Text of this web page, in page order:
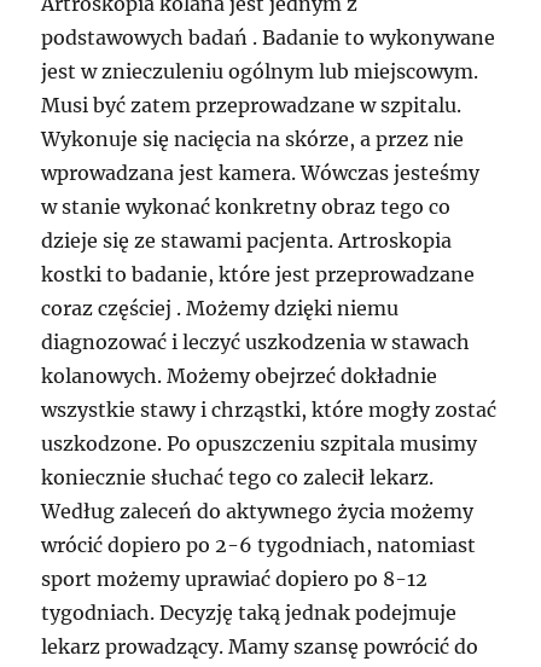
podstawowych badań . Badanie to wykonywane
jest w znieczuleniu ogólnym lub miejscowym.
Musi być zatem przeprowadzane w szpitalu.
Wykonuje się nacięcia na skórze, a przez nie
wprowadzana jest kamera. Wówczas jesteśmy
w stanie wykonać konkretny obraz tego co
dzieje się ze stawami pacjenta. Artroskopia
kostki to badanie, które jest przeprowadzane
coraz częściej . Możemy dzięki niemu
diagnozować i leczyć uszkodzenia w stawach
kolanowych. Możemy obejrzeć dokładnie
wszystkie stawy i chrząstki, które mogły zostać
uszkodzone. Po opuszczeniu szpitala musimy
koniecznie słuchać tego co zalecił lekarz.
Według zaleceń do aktywnego życia możemy
wrócić dopiero po 2-6 tygodniach, natomiast
sport możemy uprawiać dopiero po 8-12
tygodniach. Decyzję taką jednak podejmuje
lekarz prowadzący. Mamy szansę powrócić do